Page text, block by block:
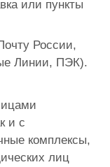
или пункты
России,
Линии, ПЭК).
и с
комплексы,
лиц